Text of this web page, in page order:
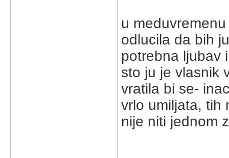
u
odlucila da bih
potrebna ljubav
sto ju je vlasnik
vratila bi se-
vrlo umiljata, tih
nije niti jednom